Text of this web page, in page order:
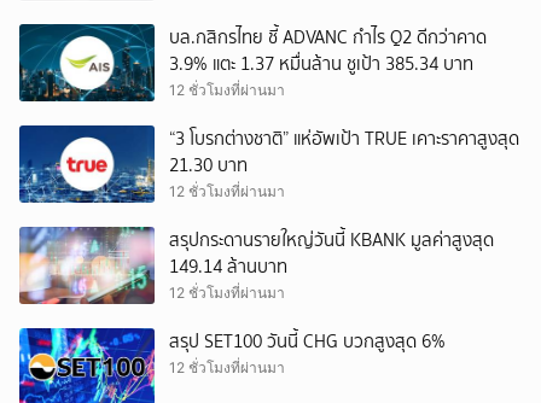
บล.กสิกรไทย ชี้ ADVANC กำไร Q2 ดีกว่าคาด
3.9% แตะ 1.37 หมื่นล้าน ชูเป้า 385.34 บาท
12 ชั่วโมงที่ผ่านมา
“3 โบรกต่างชาติ” แห่อัพเป้า TRUE เคาะราคาสูงสุด
21.30 บาท
12 ชั่วโมงที่ผ่านมา
สรุปกระดานรายใหญ่วันนี้ KBANK มูลค่าสูงสุด
149.14 ล้านบาท
12 ชั่วโมงที่ผ่านมา
สรุป SET100 วันนี้ CHG บวกสูงสุด 6%
12 ชั่วโมงที่ผ่านมา